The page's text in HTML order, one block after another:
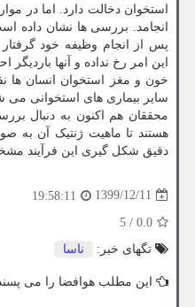
استخوان دخالت دارد. اما در
انجامد. بررسی ها نشان داده
پس از انجام وظیفه خود
این امر رخ نداده و آنها باردیگر
خون و مغز استخوان انسان ها
سایر بیماری های استخوانی می
محققان هم اکنون به دنبال
هستند تا ماهیت ژنتیک آن
دقیق شکل گیری این فرآیند
1399/12/11
19:58:11
0.0
/
5
تگهای خبر:
ناسا
این مطلب هوافضا را می